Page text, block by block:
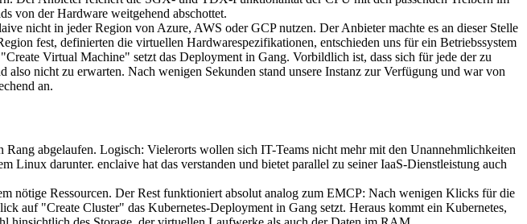
von der Hardware weitgehend abschottet.
nicht in jeder Region von Azure, AWS oder GCP nutzen. Der Anbieter machte es an dieser Stelle
fest, definierten die virtuellen Hardwarespezifikationen, entschieden uns für ein Betriebssystem
Virtual Machine" setzt das Deployment in Gang. Vorbildlich ist, dass sich für jede der zu
nicht zu erwarten. Nach wenigen Sekunden stand unsere Instanz zur Verfügung und war von
an.
abgelaufen. Logisch: Vielerorts wollen sich IT-Teams nicht mehr mit den Unannehmlichkeiten
Linux darunter. enclaive hat das verstanden und bietet parallel zu seiner IaaS-Dienstleistung auch
nötige Ressourcen. Der Rest funktioniert absolut analog zum EMCP: Nach wenigen Klicks für die
auf "Create Cluster" das Kubernetes-Deployment in Gang setzt. Heraus kommt ein Kubernetes,